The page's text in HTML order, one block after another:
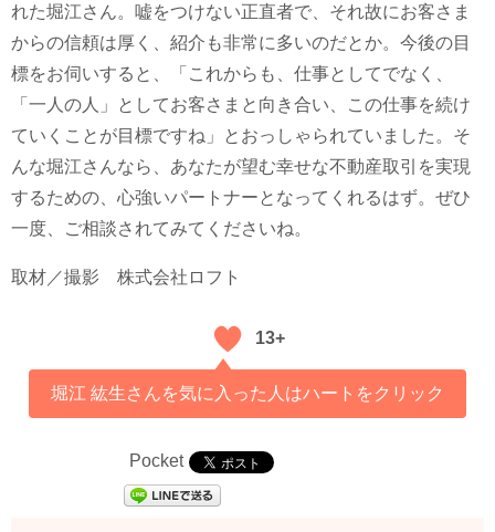
れた堀江さん。嘘をつけない正直者で、それ故にお客さま
からの信頼は厚く、紹介も非常に多いのだとか。今後の目
標をお伺いすると、「これからも、仕事としてでなく、
「一人の人」としてお客さまと向き合い、この仕事を続け
ていくことが目標ですね」とおっしゃられていました。そ
んな堀江さんなら、あなたが望む幸せな不動産取引を実現
するための、心強いパートナーとなってくれるはず。ぜひ
一度、ご相談されてみてくださいね。
取材／撮影 株式会社ロフト
13+
堀江 紘生さんを気に入った人はハートをクリック
Pocket